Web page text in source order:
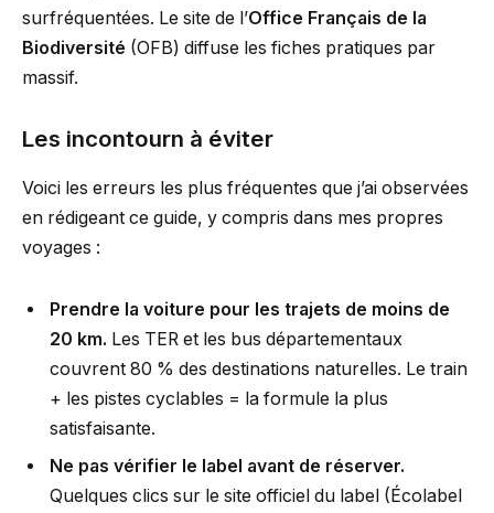
surfréquentées. Le site de l’Office Français de la
Biodiversité (OFB) diffuse les fiches pratiques par
massif.
Les incontourn à éviter
Voici les erreurs les plus fréquentes que j’ai observées
en rédigeant ce guide, y compris dans mes propres
voyages :
Prendre la voiture pour les trajets de moins de
20 km. Les TER et les bus départementaux
couvrent 80 % des destinations naturelles. Le train
+ les pistes cyclables = la formule la plus
satisfaisante.
Ne pas vérifier le label avant de réserver.
Quelques clics sur le site officiel du label (Écolabel